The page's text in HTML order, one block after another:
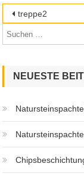
treppe2
NEUESTE